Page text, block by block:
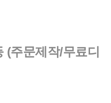
(주문제작/무료디